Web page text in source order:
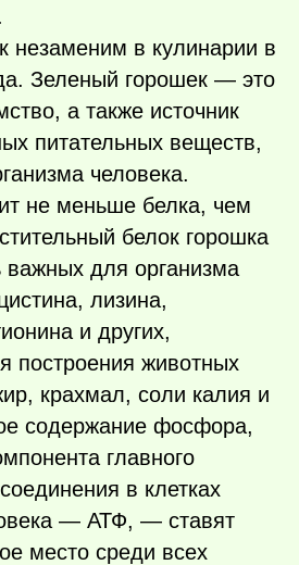
незаменим в кулинарии в
Зеленый горошек — это
а также источник
питательных веществ,
человека.
не меньше белка, чем
белок горошка
важных для организма
лизина,
и других,
построения животных
крахмал, соли калия и
содержание фосфора,
главного
в клетках
— АТФ, — ставят
место среди всех